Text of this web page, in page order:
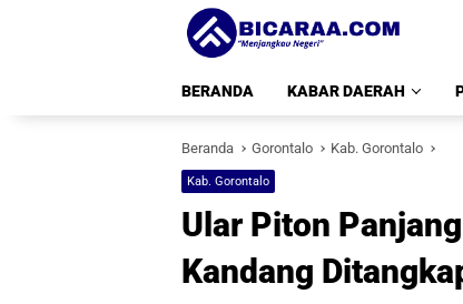
BERANDA KABAR DAERAH
Beranda Gorontalo Kab. Gorontalo
Kab. Gorontalo
Ular Piton
Kandang